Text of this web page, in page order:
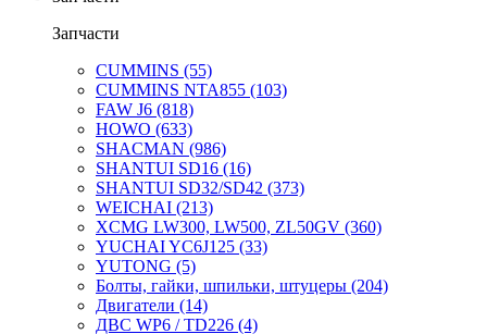
Запчасти
CUMMINS (55)
CUMMINS NTA855 (103)
FAW J6 (818)
HOWO (633)
SHACMAN (986)
SHANTUI SD16 (16)
SHANTUI SD32/SD42 (373)
WEICHAI (213)
XCMG LW300, LW500, ZL50GV (360)
YUCHAI YC6J125 (33)
YUTONG (5)
Болты, гайки, шпильки, штуцеры (204)
Двигатели (14)
ДВС WP6 / TD226 (4)